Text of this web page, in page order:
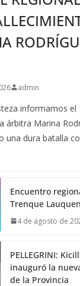
admin
informamos el
árbitra Marina
una dura batalla
Encuentro
Trenque Lauquen
4 de agosto de
PELLEGRINI:
inauguró la
de la Provincia